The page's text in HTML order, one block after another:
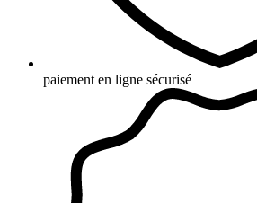
paiement en ligne sécurisé